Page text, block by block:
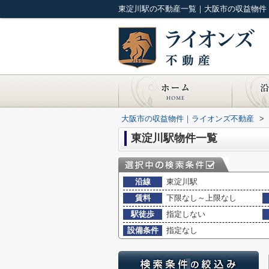
東淀川駅の不動産一覧｜大阪市の収益物
大阪市の収益物件｜ライオンズ不動産 >
東淀川駅物件一覧
沿線
東淀川駅
賃料
下限なし～上限なし
駅徒歩
指定しない
設備条件
指定なし